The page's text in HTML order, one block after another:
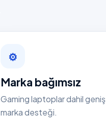
⚙
Marka bağımsız
Gaming laptoplar dahil geniş
marka desteği.